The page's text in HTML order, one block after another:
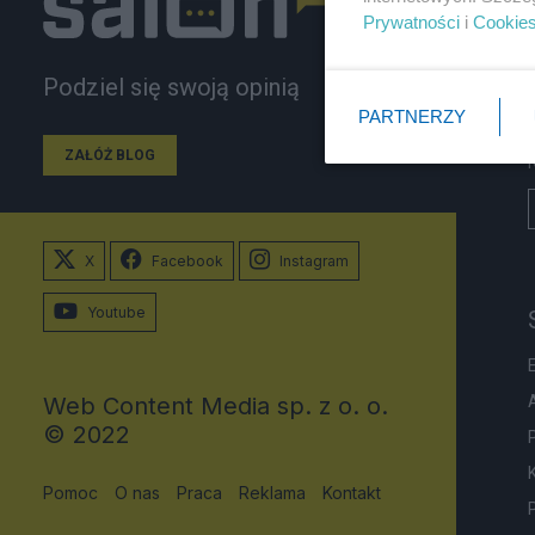
Podziel się swoją opinią
ZAŁÓŻ BLOG
X Facebook Instagram
Youtube
Web Content Media sp. z o. o.
© 2022
Pomoc O nas Praca Reklama Kontakt
Prywatności i Cookies
PARTNERZY